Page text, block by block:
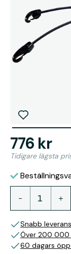
776 kr
Tidigare lägsta
Snabb leverans
Över 200 000
60 dagars